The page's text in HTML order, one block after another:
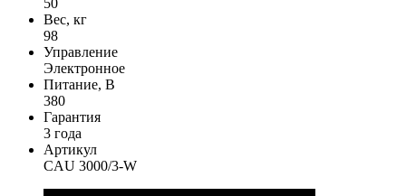
Вес, кг
98
Управление
Электронное
Питание, В
380
Гарантия
3 года
Артикул
CAU 3000/3-W